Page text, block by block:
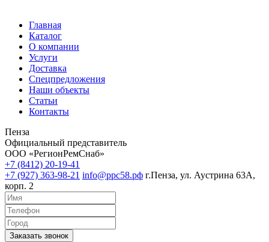
Главная
Каталог
О компании
Услуги
Доставка
Спецпредложения
Наши объекты
Статьи
Контакты
Пенза
Официальный представитель
ООО «РегионРемСнаб»
+7 (8412) 20-19-41
+7 (927) 363-98-21 info@ррс58.рф г.Пенза, ул. Аустрина 63А,
корп. 2